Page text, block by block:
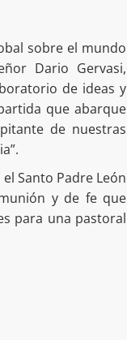
sobre el mundo
Dario Gervasi,
de ideas y
que abarque
de nuestras
Santo Padre León
y de fe que
para una pastoral